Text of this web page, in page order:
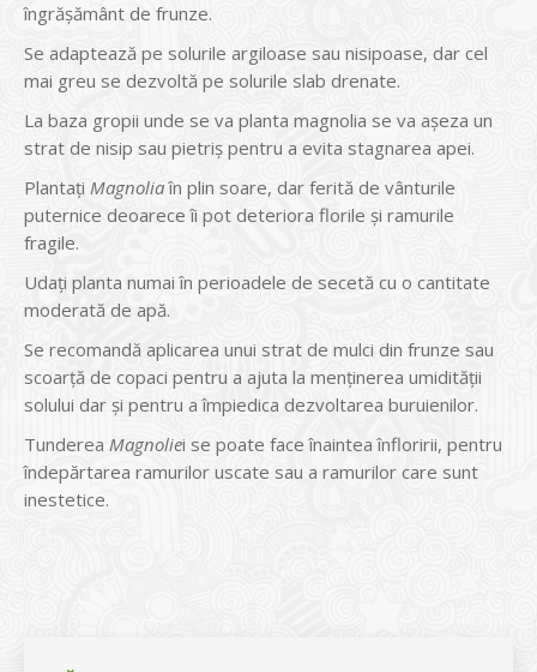
îngrăşământ de frunze.
Se adaptează pe solurile argiloase sau nisipoase, dar cel
mai greu se dezvoltă pe solurile slab drenate.
La baza gropii unde se va planta magnolia se va aşeza un
strat de nisip sau pietriş pentru a evita stagnarea apei.
Plantați Magnoliaîn plin soare, dar ferită de vânturile
puternice deoarece îi pot deteriora florile și ramurile
fragile.
Udați planta numai în perioadele de secetă cu o cantitate
moderată de apă.
Se recomandă aplicarea unui strat de mulci din frunze sau
scoarță de copaci pentru a ajuta la menținerea umidității
solului dar și pentru a împiedica dezvoltarea buruienilor.
Tunderea Magnoliei se poate face înaintea înfloririi, pentru
îndepărtarea ramurilor uscate sau a ramurilor care sunt
inestetice.